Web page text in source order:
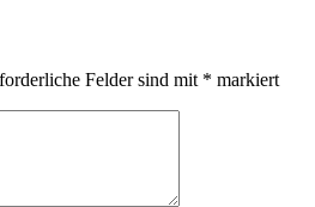
Felder sind mit * markiert